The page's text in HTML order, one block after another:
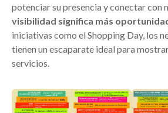
potenciar su presencia y conectar con
visibilidad significa más
iniciativas como el Shopping Day, los
tienen un escaparate ideal para
servicios.